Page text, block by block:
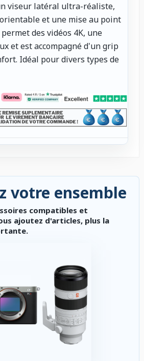
viseur latéral ultra-réaliste,
et une mise au point
des vidéos 4K, une
et est accompagné d'un grip
Idéal pour divers types de
votre ensemble
compatibles et
ajoutez d'articles, plus la